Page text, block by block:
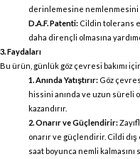
derinlemesine nemlenmesini
D.A.F. Patenti: Cildin tolerans
daha dirençli olmasına
3. Faydaları
Bu ürün, günlük göz çevresi bakımı
1. Anında Yatıştırır: Göz
hissini anında ve uzun süreli
kazandırır.
2. Onarır ve Güçlendirir:
onarır ve güçlendirir. Cildi
saat boyunca nemli kalmasını